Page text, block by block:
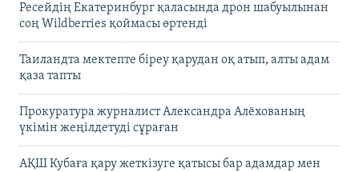
Ресейдің Екатеринбург қаласында дрон шабуылынан
соң Wildberries қоймасы өртенді
Таиландта мектепте біреу қарудан оқ атып, алты адам
қаза тапты
Прокуратура журналист Александра Алёхованың
үкімін жеңілдетуді сұраған
АҚШ Кубаға қару жеткізуге қатысы бар адамдар мен